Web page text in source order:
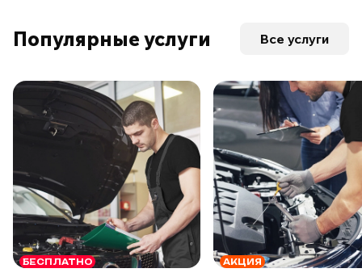
Популярные услуги Все услуги
БЕСПЛАТНО АКЦИЯ